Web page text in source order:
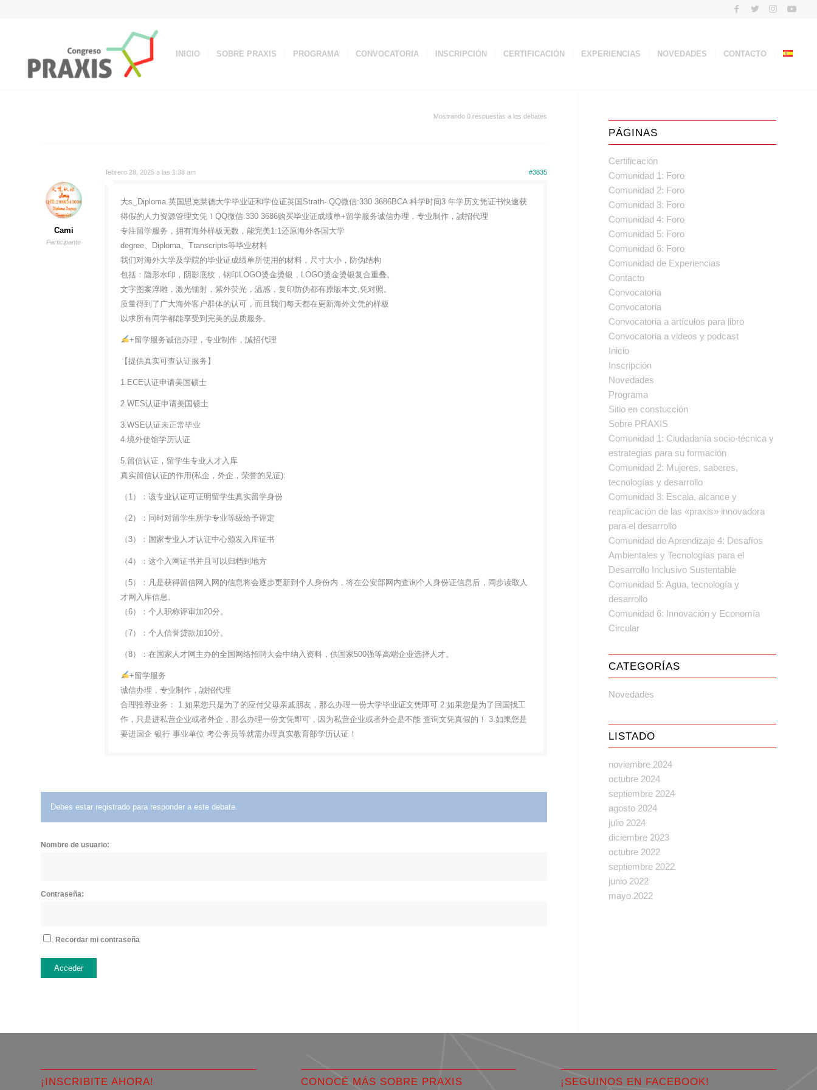
INICIO SOBRE PRAXIS PROGRAMA CONVOCATORIA INSCRIPCIÓN CERTIFICACIÓN EXPERIENCIAS NOVEDADES CONTACTO
Mostrando 0 respuestas a los debates
febrero 28, 2025 a las 1:38 am #3835
Cami
Participante
大s‿Diploma.英国思克莱德大学毕业证和学位证英国Strath- QQ微信:330 3686BCA 科学时间3 年学历文凭证书快速获
得假的人力资源管理文凭！QQ微信:330 3686购买毕业证成绩单+留学服务诚信办理，专业制作，誠招代理
专注留学服务，拥有海外样板无数，能完美1:1还原海外各国大学
degree、Diploma、Transcripts等毕业材料
我们对海外大学及学院的毕业证成绩单所使用的材料，尺寸大小，防伪结构
包括：隐形水印，阴影底纹，钢印LOGO烫金烫银，LOGO烫金烫银复合重叠。
文字图案浮雕，激光镭射，紫外荧光，温感，复印防伪都有原版本文,凭对照。
质量得到了广大海外客户群体的认可，而且我们每天都在更新海外文凭的样板
以求所有同学都能享受到完美的品质服务。
+留学服务诚信办理，专业制作，誠招代理
【提供真实可查认证服务】
1.ECE认证申请美国硕士
2.WES认证申请美国硕士
3.WSE认证未正常毕业
4.境外使馆学历认证
5.留信认证，留学生专业人才入库
真实留信认证的作用(私企，外企，荣誉的见证):
（1）：该专业认证可证明留学生真实留学身份
（2）：同时对留学生所学专业等级给予评定
（3）：国家专业人才认证中心颁发入库证书
（4）：这个入网证书并且可以归档到地方
（5）：凡是获得留信网入网的信息将会逐步更新到个人身份内，将在公安部网内查询个人身份证信息后，同步读取人
才网入库信息。
（6）：个人职称评审加20分。
（7）：个人信誉贷款加10分。
（8）：在国家人才网主办的全国网络招聘大会中纳入资料，供国家500强等高端企业选择人才。
+留学服务
诚信办理，专业制作，誠招代理
合理推荐业务： 1.如果您只是为了的应付父母亲戚朋友，那么办理一份大学毕业证文凭即可 2.如果您是为了回国找工
作，只是进私营企业或者外企，那么办理一份文凭即可，因为私营企业或者外企是不能 查询文凭真假的！ 3.如果您是
要进国企 银行 事业单位 考公务员等就需办理真实教育部学历认证！
Debes estar registrado para responder a este debate.
Nombre de usuario:
Contraseña:
Recordar mi contraseña
Acceder
PÁGINAS
Certificación
Comunidad 1: Foro
Comunidad 2: Foro
Comunidad 3: Foro
Comunidad 4: Foro
Comunidad 5: Foro
Comunidad 6: Foro
Comunidad de Experiencias
Contacto
Convocatoria
Convocatoria
Convocatoria a artículos para libro
Convocatoria a videos y podcast
Inicio
Inscripción
Novedades
Programa
Sitio en constucción
Sobre PRAXIS
Comunidad 1: Ciudadanía socio-técnica y
estrategias para su formación
Comunidad 2: Mujeres, saberes,
tecnologías y desarrollo
Comunidad 3: Escala, alcance y
reaplicación de las «praxis» innovadora
para el desarrollo
Comunidad de Aprendizaje 4: Desafíos
Ambientales y Tecnologías para el
Desarrollo Inclusivo Sustentable
Comunidad 5: Agua, tecnología y
desarrollo
Comunidad 6: Innovación y Economía
Circular
CATEGORÍAS
Novedades
LISTADO
noviembre 2024
octubre 2024
septiembre 2024
agosto 2024
julio 2024
diciembre 2023
octubre 2022
septiembre 2022
junio 2022
mayo 2022
¡INSCRIBITE AHORA! CONOCÉ MÁS SOBRE PRAXIS ¡SEGUINOS EN FACEBOOK!